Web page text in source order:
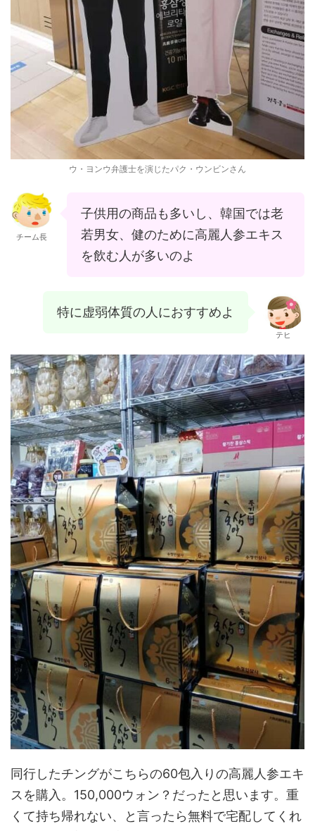
ウ・ヨンウ弁護士を演じたパク・ウンビンさん
チーム長
子供用の商品も多いし、韓国では老
若男女、健のために高麗人参エキス
を飲む人が多いのよ
特に虚弱体質の人におすすめよ
テヒ
同行したチングがこちらの60包入りの高麗人参エキ
スを購入。150,000ウォン？だったと思います。重
くて持ち帰れない、と言ったら無料で宅配してくれ